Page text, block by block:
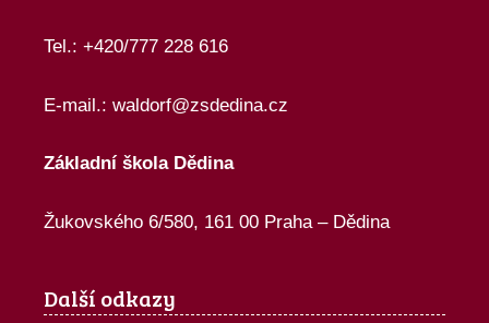
Tel.: +420/777 228 616
E-mail.: waldorf@zsdedina.cz
Základní škola Dědina
Žukovského 6/580, 161 00 Praha – Dědina
Další odkazy